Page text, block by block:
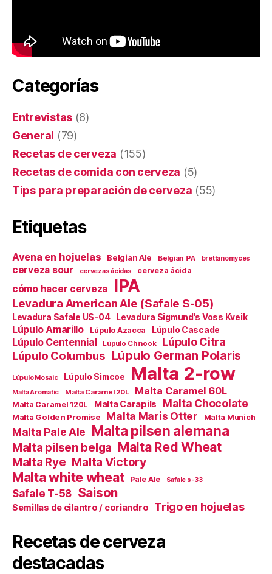
Categorías
Entrevistas (8)
General (79)
Recetas de cerveza (155)
Recetas de comida con cerveza (5)
Tips para preparación de cerveza (55)
Etiquetas
Avena en hojuelas Belgian Ale Belgian IPA brettanomyces
cerveza sour cervezas ácidas cerveza ácida
cómo hacer cerveza IPA
Levadura American Ale (Safale S-05)
Levadura Safale US-04 Levadura Sigmund's Voss Kveik
Lúpulo Amarillo Lúpulo Azacca Lúpulo Cascade
Lúpulo Centennial Lúpulo Chinook Lúpulo Citra
Lúpulo Columbus Lúpulo German Polaris
Lúpulo Mosaic Lúpulo Simcoe Malta 2-row
Malta Aromatic Malta Caramel 20L Malta Caramel 60L
Malta Caramel 120L Malta Carapils Malta Chocolate
Malta Golden Promise Malta Maris Otter Malta Munich
Malta Pale Ale Malta pilsen alemana
Malta pilsen belga Malta Red Wheat
Malta Rye Malta Victory
Malta white wheat Pale Ale Safale s-33
Safale T-58 Saison
Semillas de cilantro / coriandro Trigo en hojuelas
Recetas de cerveza
destacadas